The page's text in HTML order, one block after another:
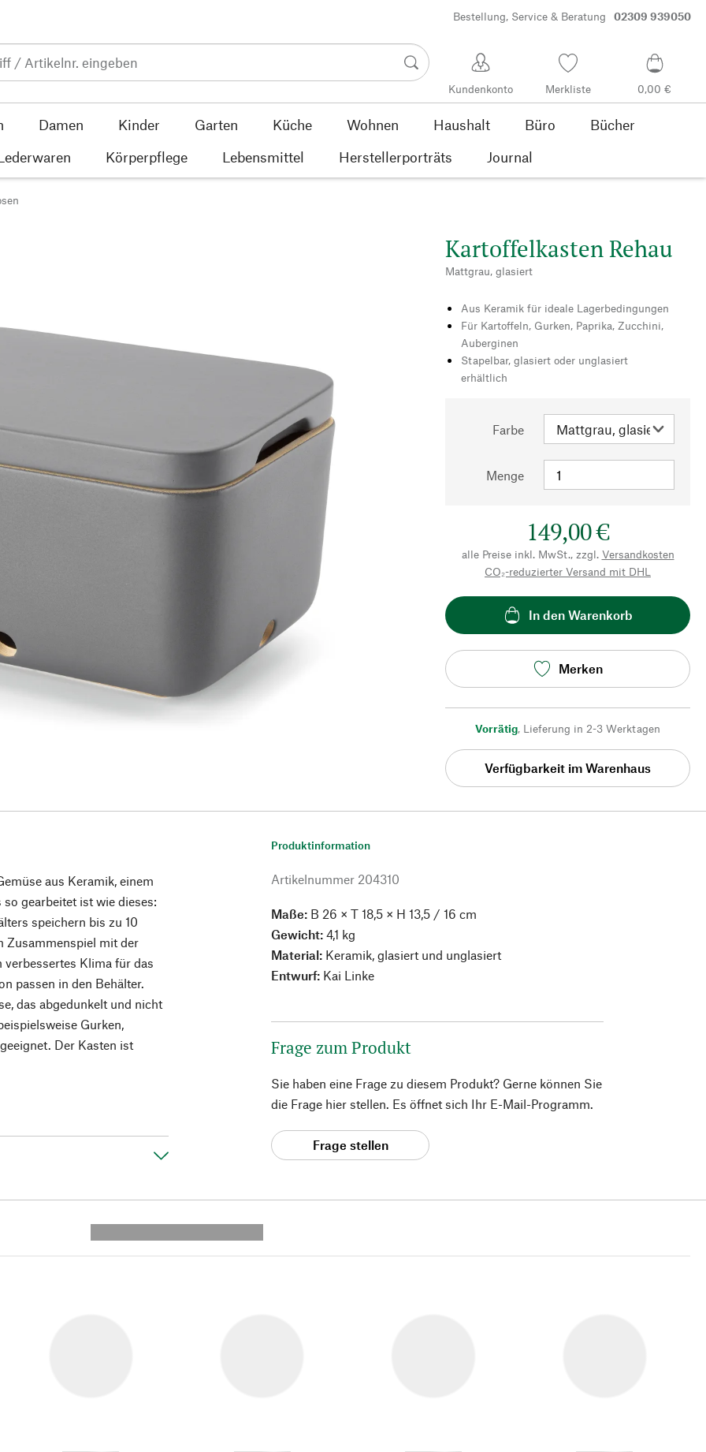
Bestellung, Service & Beratung 02309 939050
Kundenkonto Merkliste 0,00 €
Damen Kinder Garten Küche Wohnen Haushalt Büro
Bücher
Körperpflege Lebensmittel Herstellerporträts Journal
Kartoffelkasten Rehau
Mattgrau, glasiert
Aus Keramik für ideale Lagerbedingungen
Für Kartoffeln, Gurken, Paprika, Zucchini,
Auberginen
Stapelbar, glasiert oder unglasiert
erhältlich
Farbe
Menge
149,00 €
alle Preise inkl. MwSt., zzgl. Versandkosten
CO₂-reduzierter Versand mit DHL
In den Warenkorb
Merken
Vorrätig, Lieferung in 2-3 Werktagen
Verfügbarkeit im Warenhaus
aus Keramik, einem
gearbeitet ist wie dieses:
speichern bis zu 10
Zusammenspiel mit der
Klima für das
passen in den Behälter.
das abgedunkelt und nicht
Gurken,
Der Kasten ist
Produktinformation
Artikelnummer 204310
Maße: B 26 × T 18,5 × H 13,5 / 16 cm
Gewicht: 4,1 kg
Material: Keramik, glasiert und unglasiert
Entwurf: Kai Linke
Frage zum Produkt
Sie haben eine Frage zu diesem Produkt? Gerne können Sie
die Frage hier stellen. Es öffnet sich Ihr E-Mail-Programm.
Frage stellen